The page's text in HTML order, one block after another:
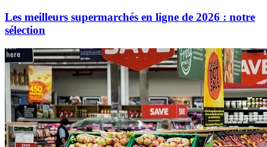
Les meilleurs supermarchés en ligne de 2026 : notre
sélection